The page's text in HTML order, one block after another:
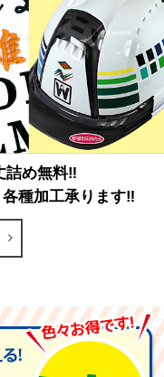
詰め無料‼
種加工承ります‼